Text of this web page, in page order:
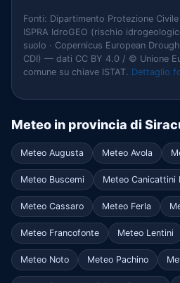
Fonti: Dipartimento Protezione
ISPRA IdroGEO (rischio
suolo · Copernicus European
CDI) — dati CC BY 4.0 / © Unione
comune su chiave ISTAT. Dettaglio
Meteo in provincia di
Meteo Augusta Meteo Avola
Meteo Buscemi Meteo Canicattini
Meteo Cassaro Meteo Ferla
Meteo Francofonte Meteo Lentini
Meteo Noto Meteo Pachino